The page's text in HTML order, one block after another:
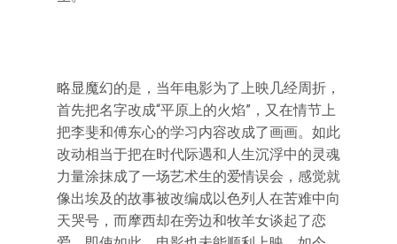
略显魔幻的是，当年电影为了上映几经周折，
首先把名字改成“平原上的火焰”，又在情节上
把李斐和傅东心的学习内容改成了画画。如此
改动相当于把在时代际遇和人生沉浮中的灵魂
力量涂抹成了一场艺术生的爱情误会，感觉就
像出埃及的故事被改编成以色列人在苦难中向
天哭号，而摩西却在旁边和牧羊女谈起了恋